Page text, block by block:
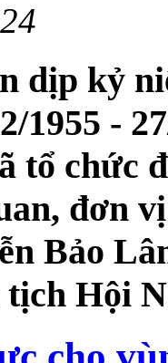
dịp kỷ
1955 -
tổ chức
đơn
Bảo
Hội